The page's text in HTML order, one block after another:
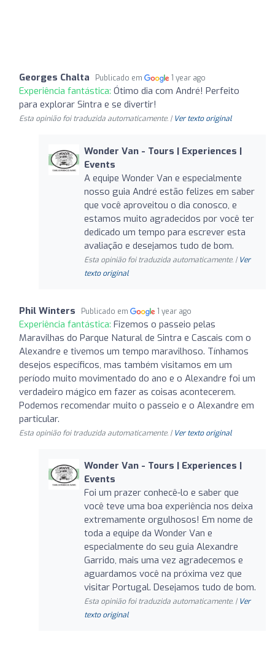
Georges Chalta Publicado em 1 year ago
Experiência fantástica: Ótimo dia com André! Perfeito
para explorar Sintra e se divertir!
Esta opinião foi traduzida automaticamente. | Ver texto original
Wonder Van - Tours | Experiences |
Events
A equipe Wonder Van e especialmente
nosso guia André estão felizes em saber
que você aproveitou o dia conosco, e
estamos muito agradecidos por você ter
dedicado um tempo para escrever esta
avaliação e desejamos tudo de bom.
Esta opinião foi traduzida automaticamente. | Ver
texto original
Phil Winters Publicado em 1 year ago
Experiência fantástica: Fizemos o passeio pelas
Maravilhas do Parque Natural de Sintra e Cascais com o
Alexandre e tivemos um tempo maravilhoso. Tínhamos
desejos específicos, mas também visitamos em um
período muito movimentado do ano e o Alexandre foi um
verdadeiro mágico em fazer as coisas acontecerem.
Podemos recomendar muito o passeio e o Alexandre em
particular.
Esta opinião foi traduzida automaticamente. | Ver texto original
Wonder Van - Tours | Experiences |
Events
Foi um prazer conhecê-lo e saber que
você teve uma boa experiência nos deixa
extremamente orgulhosos! Em nome de
toda a equipe da Wonder Van e
especialmente do seu guia Alexandre
Garrido, mais uma vez agradecemos e
aguardamos você na próxima vez que
visitar Portugal. Desejamos tudo de bom.
Esta opinião foi traduzida automaticamente. | Ver
texto original